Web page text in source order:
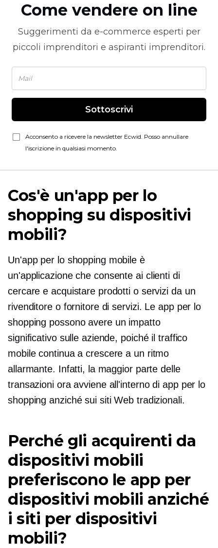
Come vendere on line
Suggerimenti da e-commerce esperti per
piccoli imprenditori e aspiranti imprenditori.
Sottoscrivi
Acconsento a ricevere la newsletter Ecwid. Posso annullare
l'iscrizione in qualsiasi momento.
Cos'è un'app per lo
shopping su dispositivi
mobili?
Un'app per lo shopping mobile è
un'applicazione che consente ai clienti di
cercare e acquistare prodotti o servizi da un
rivenditore o fornitore di servizi. Le app per lo
shopping possono avere un impatto
significativo sulle aziende, poiché il traffico
mobile continua a crescere a un ritmo
allarmante. Infatti, la maggior parte delle
transazioni ora avviene all'interno di app per lo
shopping anziché sui siti Web tradizionali.
Perché gli acquirenti da
dispositivi mobili
preferiscono le app per
dispositivi mobili anziché
i siti per dispositivi
mobili?